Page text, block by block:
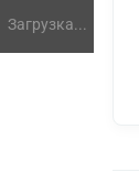
Загрузка...